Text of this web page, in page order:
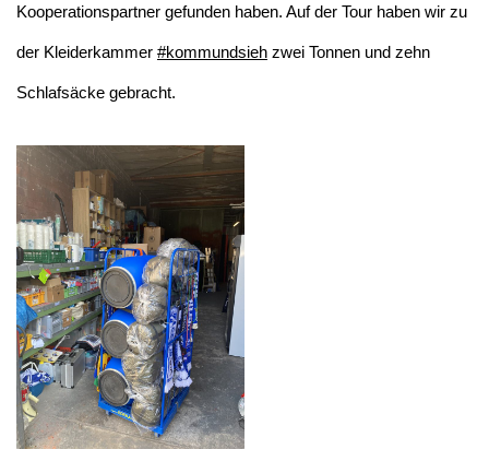
Kooperationspartner gefunden haben. Auf der Tour haben wir zu
der Kleiderkammer #kommundsieh zwei Tonnen und zehn
Schlafsäcke gebracht.